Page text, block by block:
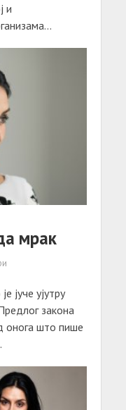
и
мрак
јуче ујутру
закона
онога што пише